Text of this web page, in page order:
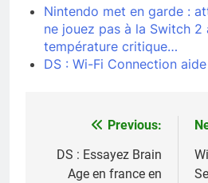
Nintendo met en garde :
ne jouez pas à la Switch
température critique…
DS : Wi-Fi Connection
Navigation
de
Previous:
DS : Essayez Brain
Age en france en